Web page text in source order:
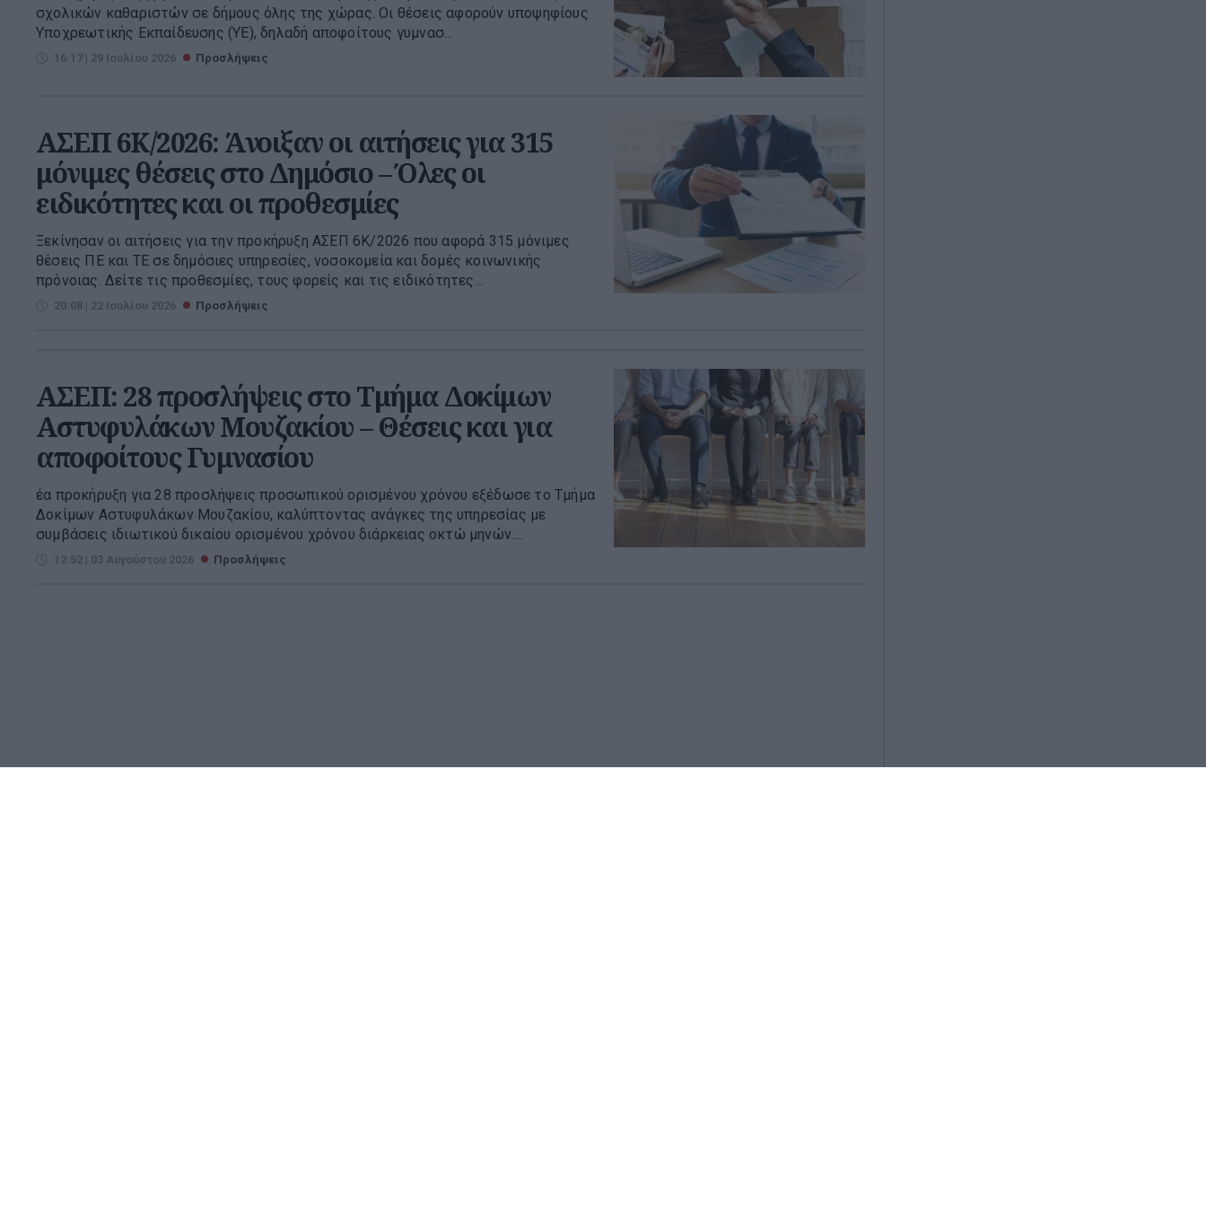
σχολικών καθαριστών σε δήμους όλης της χώρας. Οι θέσεις αφορούν υποψηφίους
Υποχρεωτικής Εκπαίδευσης (ΥΕ), δηλαδή αποφοίτους γυμνασ...
16:17 | 29 Ιουλίου 2026 Προσλήψεις
ΑΣΕΠ 6Κ/2026: Άνοιξαν οι αιτήσεις για 315
μόνιμες θέσεις στο Δημόσιο – Όλες οι
ειδικότητες και οι προθεσμίες
Ξεκίνησαν οι αιτήσεις για την προκήρυξη ΑΣΕΠ 6Κ/2026 που αφορά 315 μόνιμες
θέσεις ΠΕ και ΤΕ σε δημόσιες υπηρεσίες, νοσοκομεία και δομές κοινωνικής
πρόνοιας. Δείτε τις προθεσμίες, τους φορείς και τις ειδικότητες...
20:08 | 22 Ιουλίου 2026 Προσλήψεις
ΑΣΕΠ: 28 προσλήψεις στο Τμήμα Δοκίμων
Αστυφυλάκων Μουζακίου – Θέσεις και για
αποφοίτους Γυμνασίου
έα προκήρυξη για 28 προσλήψεις προσωπικού ορισμένου χρόνου εξέδωσε το Τμήμα
Δοκίμων Αστυφυλάκων Μουζακίου, καλύπτοντας ανάγκες της υπηρεσίας με
συμβάσεις ιδιωτικού δικαίου ορισμένου χρόνου διάρκειας οκτώ μηνών....
12:52 | 03 Αυγούστου 2026 Προσλήψεις